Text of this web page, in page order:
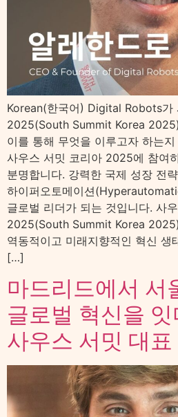
Korean(한국어) Digital Robots가
2025(South Summit Korea
이를 통해 무엇을 이루고자 하는
사우스 서밋 코리아 2025에 참여
분명합니다. 강력한 국제 성장 전
하이퍼오토메이션
글로벌 리더가 되는 것입니다. 사
2025(South Summit Korea
역동적이고 미래지향적인 혁신 생
[…]
마드리드에서 서
글로벌 혁신을
사우스 서밋 대